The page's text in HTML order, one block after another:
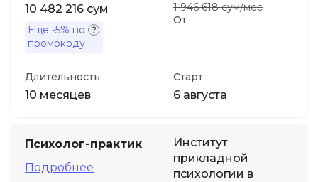
10 482 216 сум
Ещё -5% по
промокоду
От
1 946 618 сум/мес
Длительность
10 месяцев
Старт
6 августа
Психолог-практик
Подробнее
Институт
прикладной
психологии в